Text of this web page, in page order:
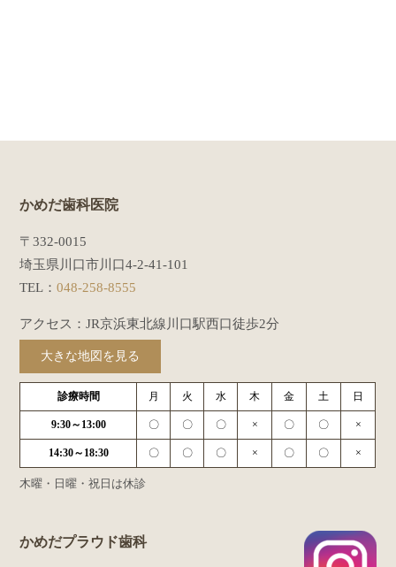
かめだ歯科医院
〒332-0015
埼玉県川口市川口4-2-41-101
TEL：048-258-8555
アクセス：JR京浜東北線川口駅西口徒歩2分
大きな地図を見る
診療時間 月 火 水 木 金 土 日
9:30～13:00 〇 〇 〇 × 〇 〇 ×
14:30～18:30 〇 〇 〇 × 〇 〇 ×
木曜・日曜・祝日は休診
かめだプラウド歯科